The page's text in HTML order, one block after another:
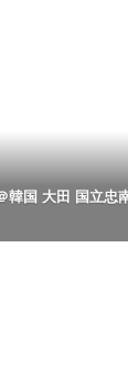
韓国 大田 国立忠